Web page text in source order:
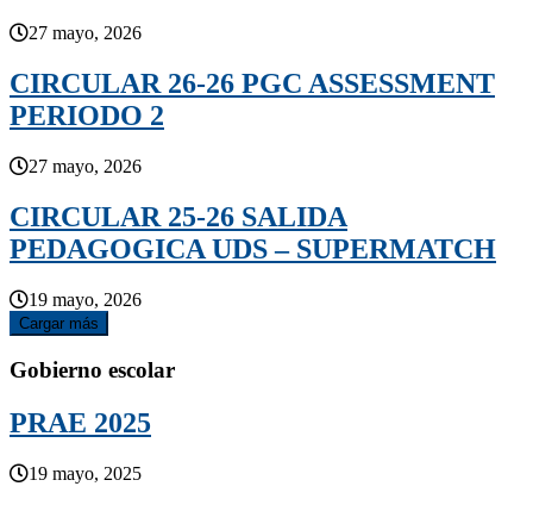
27 mayo, 2026
CIRCULAR 26-26 PGC ASSESSMENT
PERIODO 2
27 mayo, 2026
CIRCULAR 25-26 SALIDA
PEDAGOGICA UDS – SUPERMATCH
19 mayo, 2026
Cargar más
Gobierno escolar
PRAE 2025
19 mayo, 2025